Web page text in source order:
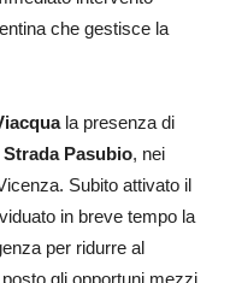
che gestisce la
la presenza di
Strada Pasubio, nei
Subito attivato il
in breve tempo la
per ridurre al
gli opportuni mezzi